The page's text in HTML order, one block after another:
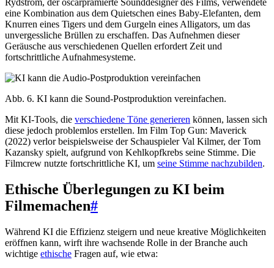
eine Kombination aus dem Quietschen eines Baby-Elefanten, dem
Knurren eines Tigers und dem Gurgeln eines Alligators, um das
unvergessliche Brüllen zu erschaffen. Das Aufnehmen dieser
Geräusche aus verschiedenen Quellen erfordert Zeit und
fortschrittliche Aufnahmesysteme.
Abb. 6. KI kann die Sound-Postproduktion vereinfachen.
Mit KI-Tools, die verschiedene Töne generieren können, lassen sich
diese jedoch problemlos erstellen. Im Film Top Gun: Maverick
(2022) verlor beispielsweise der Schauspieler Val Kilmer, der Tom
Kazansky spielt, aufgrund von Kehlkopfkrebs seine Stimme. Die
Filmcrew nutzte fortschrittliche KI, um seine Stimme nachzubilden.
Ethische Überlegungen zu KI beim
Filmemachen#
Während KI die Effizienz steigern und neue kreative Möglichkeiten
eröffnen kann, wirft ihre wachsende Rolle in der Branche auch
wichtige ethische Fragen auf, wie etwa: